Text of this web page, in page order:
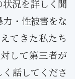
況を詳しく聞
・性被害をな
てきた私たち
して第三者が
く話してくださ